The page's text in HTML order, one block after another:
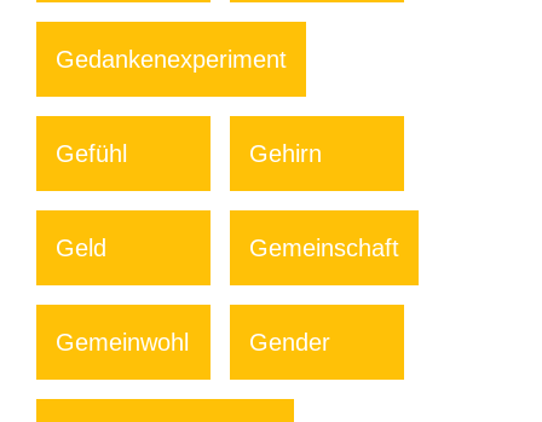
Gedankenexperiment
Gefühl Gehirn
Geld Gemeinschaft
Gemeinwohl Gender